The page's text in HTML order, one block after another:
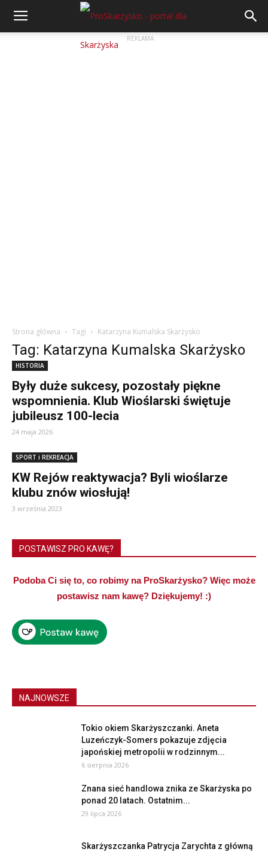
REKLAMA
Strona główna Tagi Katarzyna Kumalska Skarżysko
Tag: Katarzyna Kumalska Skarżysko
HISTORIA
Były duże sukcesy, pozostały piękne
wspomnienia. Klub Wioślarski świętuje
jubileusz 100-lecia
24 maja 2026
SPORT i REKREACJA
KW Rejów reaktywacja? Byli wioślarze
klubu znów wiosłują!
3 września 2023
POSTAWISZ PRO KAWĘ?
Podoba Ci się to, co robimy na ProSkarżysko? Więc może
postawisz nam kawę? Dziękujemy! :)
NAJNOWSZE
Tokio okiem Skarżyszczanki. Aneta
Luzeńczyk-Somers pokazuje zdjęcia
japońskiej metropolii w rodzinnym...
6 sierpnia 2026
Znana sieć handlowa znika ze Skarżyska po
ponad 20 latach. Ostatnim...
29 lipca 2026
Skarżyszczanka Patrycja Zarychta z główną